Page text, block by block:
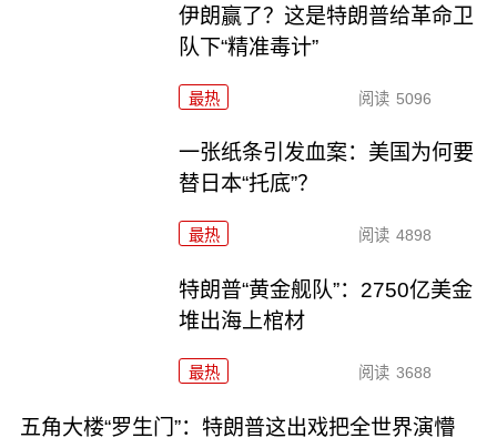
伊朗赢了？这是特朗普给革命卫
队下“精准毒计”
最热 阅读 5096
一张纸条引发血案：美国为何要
替日本“托底”？
最热 阅读 4898
特朗普“黄金舰队”：2750亿美金
堆出海上棺材
最热 阅读 3688
五角大楼“罗生门”：特朗普这出戏把全世界演懵